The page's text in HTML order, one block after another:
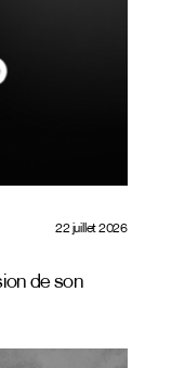
22 juillet 2026
de son